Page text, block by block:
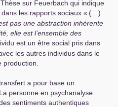
Thèse sur Feuerbach qui indique
dans les rapports sociaux « (…)
pas une abstraction inhérente
elle est l’ensemble des
est un être social pris dans
les autres individus dans le
a pour base un
personne en psychanalyse
sentiments authentiques